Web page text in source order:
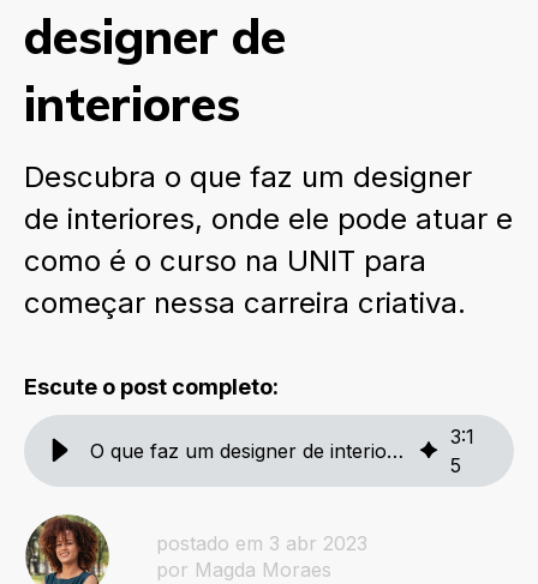
designer de
interiores
Descubra o que faz um designer
de interiores, onde ele pode atuar e
como é o curso na UNIT para
começar nessa carreira criativa.
Escute o post completo:
O que faz um designer de interiores
3:1
5
postado em 3 abr 2023
por Magda Moraes